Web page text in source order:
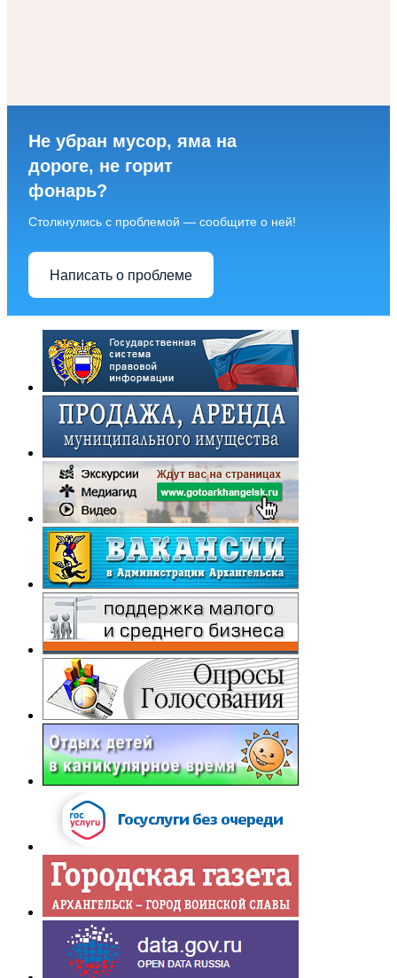
Не убран мусор, яма на
дороге, не горит
фонарь?
Столкнулись с проблемой — сообщите о ней!
Написать о проблеме